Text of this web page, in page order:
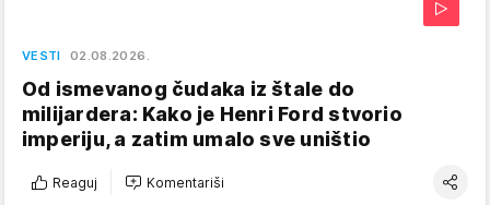
VESTI 02.08.2026.
Od ismevanog čudaka iz štale do
milijardera: Kako je Henri Ford stvorio
imperiju, a zatim umalo sve uništio
Reaguj Komentariši